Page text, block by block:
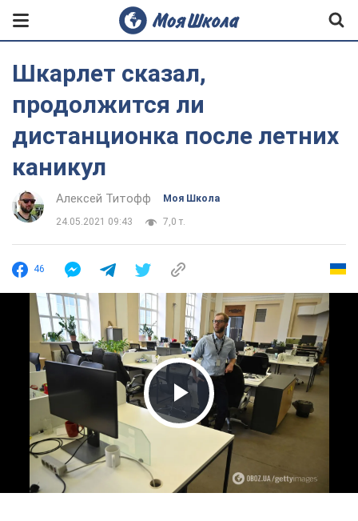
Шкарлет сказал,
продолжится ли
дистанционка после летних
каникул
Алексей Титофф Моя Школа
24.05.2021 09:43 7,0 т.
46
Play Video